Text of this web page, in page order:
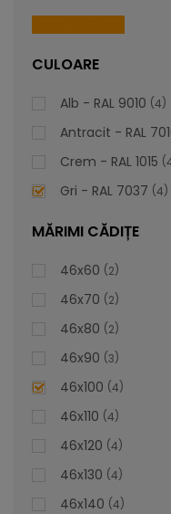
De la 1.016,81
Lavoar
CULOARE
Alb - RAL 9010 4
Antracit - RAL
Crem - RAL 1015
Gri - RAL 7037 4
MĂRIMI CĂDIȚE
46x60 2
46x70 2
46x80 2
46x90 3
46x100 4
46x110 4
46x120 4
46x130 4
46x140 4